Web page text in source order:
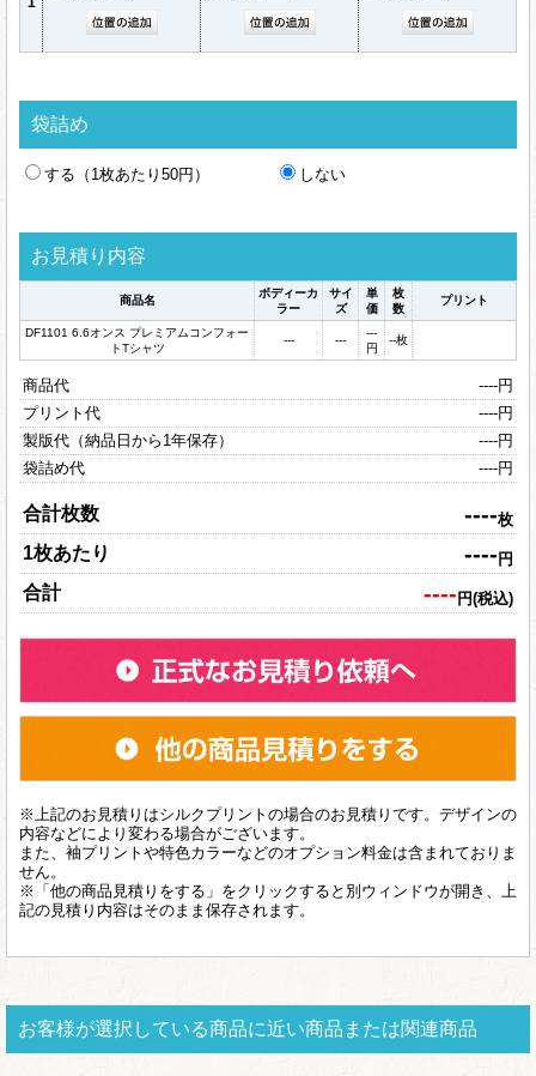
袋詰め
する（1枚あたり50円） しない
お見積り内容
商品名
ボディーカ
ラー
サイ
ズ
単
価
枚
数
プリント
DF1101 6.6オンス プレミアムコンフォー
トTシャツ
--- ---
---
円
--枚
商品代 ----円
プリント代
----円
製版代（納品日から1年保存）
----円
袋詰め代
----円
合計枚数 ----枚
1枚あたり ----円
合計 ----円(税込)
※上記のお見積りはシルクプリントの場合のお見積りです。デザインの
内容などにより変わる場合がございます。
また、袖プリントや特色カラーなどのオプション料金は含まれておりま
せん。
※「他の商品見積りをする」をクリックすると別ウィンドウが開き、上
記の見積り内容はそのまま保存されます。
お客様が選択している商品に近い商品または関連商品